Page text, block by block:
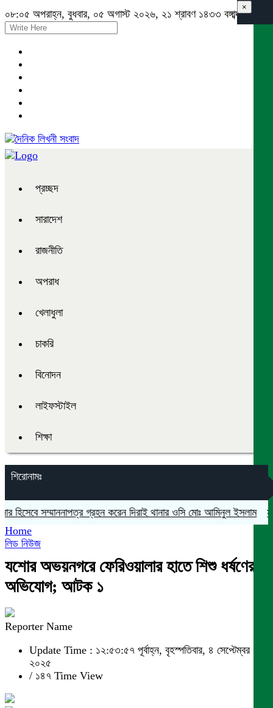
০৮:০৫ অপরাহ্ন, বুধবার, ০৫ অগাস্ট ২০২৬, ২১ শ্রাবণ ১৪৩৩ বঙ্গাব্দ
প্রচ্ছদ
সারাদেশ
রাজনীতি
অপরাধ
খেলাধুলা
চাকরি
বিনোদন
লাইফস্টাইল
শিক্ষা
শিরোনামঃ
সম্মাননাপত্র গ্রহন করেন দিরাই থানার ওসি মোঃ আমিনুল ইসলাম মদনে
×
Home
লিড নিউজ
যশোর অভয়নগরে ফেরিওয়ালার হাতে শিশু ধর্ষণের
অভিযোগ; আটক ১
Reporter Name
Update Time : ১২:৫৩:৫৭ পূর্বাহ্ন, বৃহস্পতিবার, ৪ সেপ্টেম্বর
২০২৫
/ ১৪৭ Time View